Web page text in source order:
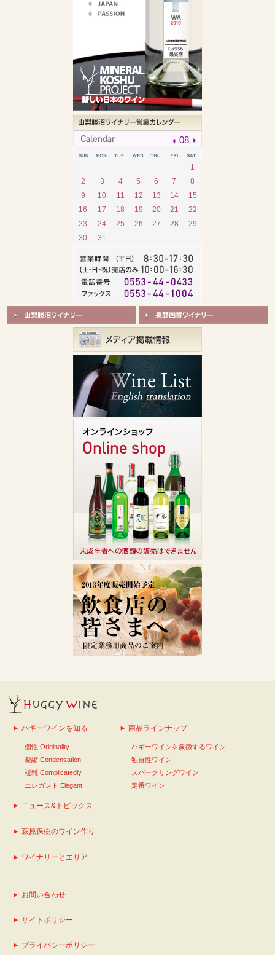
08
1
2
3 4 5 6 7
8
9
10 11 12 13 14
15
16
17 18 19 20 21
22
23
24 25 26 27 28
29
30
31
ハギーワインを知る
個性 Originality
凝縮 Condensation
複雑 Complicatedly
エレガント Elegant
商品ラインナップ
ハギーワインを象徴するワイン
独自性ワイン
スパークリングワイン
定番ワイン
ニュース&トピックス
萩原保樹のワイン作り
ワイナリーとエリア
お問い合わせ
サイトポリシー
プライバシーポリシー